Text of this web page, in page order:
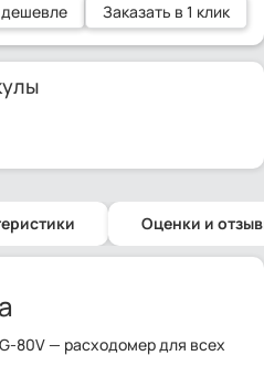
Заказать в 1 клик
Оценки и
80V — расходомер для всех